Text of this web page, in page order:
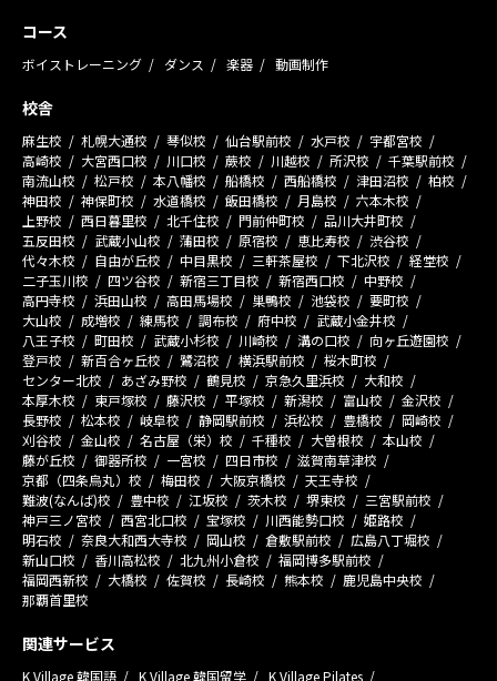
コース
ボイストレーニング ダンス 楽器 動画制作
校舎
麻生校 札幌大通校 琴似校 仙台駅前校 水戸校
宇都宮校
高崎校
大宮西口校 川口校 蕨校 川越校 所沢校
千葉駅前校
南流山校
松戸校 本八幡校 船橋校 西船橋校 津田沼校
柏校
神田校
神保町校 水道橋校 飯田橋校 月島校
六本木校
上野校
西日暮里校 北千住校 門前仲町校
品川大井町校
五反田校
武蔵小山校 蒲田校 原宿校 恵比寿校
渋谷校
代々木校
自由が丘校 中目黒校 三軒茶屋校 下北沢校
経堂校
二子玉川校
四ツ谷校 新宿三丁目校 新宿西口校
中野校
高円寺校
浜田山校 高田馬場校 巣鴨校 池袋校
要町校
大山校
成増校 練馬校 調布校 府中校
武蔵小金井校
八王子校
町田校 武蔵小杉校 川崎校 溝の口校
向ヶ丘遊園校
登戸校
新百合ヶ丘校 鷺沼校 横浜駅前校
桜木町校
センター北校
あざみ野校 鶴見校 京急久里浜校
大和校
本厚木校
東戸塚校 藤沢校 平塚校 新潟校 富山校
金沢校
長野校
松本校 岐阜校 静岡駅前校 浜松校 豊橋校
岡崎校
刈谷校
金山校 名古屋（栄）校 千種校 大曽根校
本山校
藤が丘校
御器所校 一宮校 四日市校
滋賀南草津校
京都（四条烏丸）校
梅田校 大阪京橋校
天王寺校
難波(なんば)校
豊中校 江坂校 茨木校 堺東校
三宮駅前校
神戸三ノ宮校
西宮北口校 宝塚校 川西能勢口校
姫路校
明石校
奈良大和西大寺校 岡山校 倉敷駅前校
広島八丁堀校
新山口校
香川高松校 北九州小倉校
福岡博多駅前校
福岡西新校
大橋校 佐賀校 長崎校 熊本校
鹿児島中央校
那覇首里校
関連サービス
K Village 韓国語 K Village 韓国留学 K Village Pilates